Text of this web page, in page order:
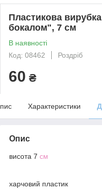
Пластикова
бокалом", 7 см
В наявності
Код: 08462
Роздріб
60 ₴
Характеристики
Опис
висота 7 см
харчовий пластик